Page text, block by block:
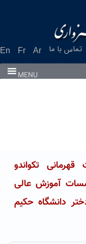
En Fr Ar تماس با ما
MENU
تکواندو
آموزش عالی
دختر دانشگاه حکیم